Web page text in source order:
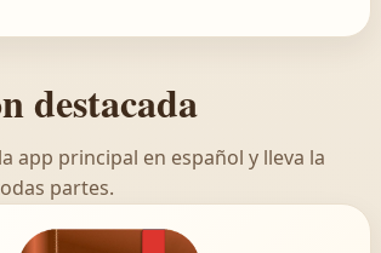
destacada
app principal en español y lleva la
partes.